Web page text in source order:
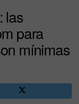
las
para
mínimas